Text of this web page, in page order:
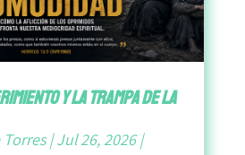
y la Trampa de la
|Jul 26, 2026|